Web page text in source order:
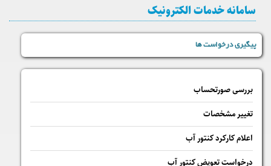
سامانه خدمات الکترونیک
پیگیری درخواست ها
بررسی صورتحساب
تغییر مشخصات
اعلام کارکرد کنتور آب
درخواست تعویض کنتور آب